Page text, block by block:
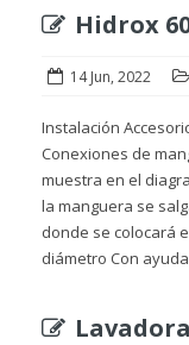
Hidrox
14 Jun, 2022
Instalación
Conexiones de
muestra en el
la manguera se
donde se colocará
diámetro Con ayuda